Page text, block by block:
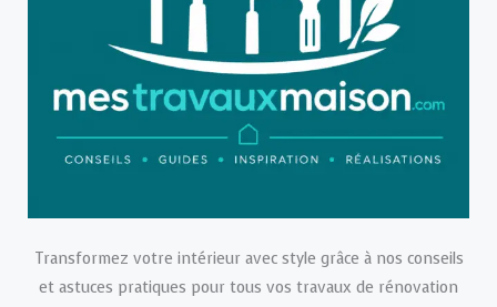
Transformez votre intérieur avec style grâce à nos conseils
et astuces pratiques pour tous vos travaux de rénovation